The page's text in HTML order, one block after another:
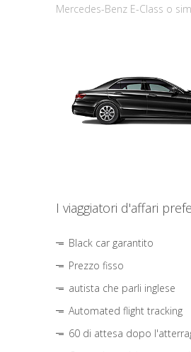
Mercedes-Benz E-Class o
I viaggiatori d'affari
Black car garantito
Prezzo fisso
autista che parli inglese
Automated flight tracking
60 di attesa dopo